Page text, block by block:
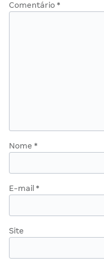
Comentário *
Nome *
E-mail *
Site